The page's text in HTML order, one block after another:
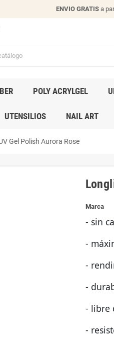
ENVIO GRATIS a
POLY ACRYLGEL
UTENSILIOS NAIL ART
Gel Polish Aurora Rose
Marca
- sin
-
-
-
- libre
-